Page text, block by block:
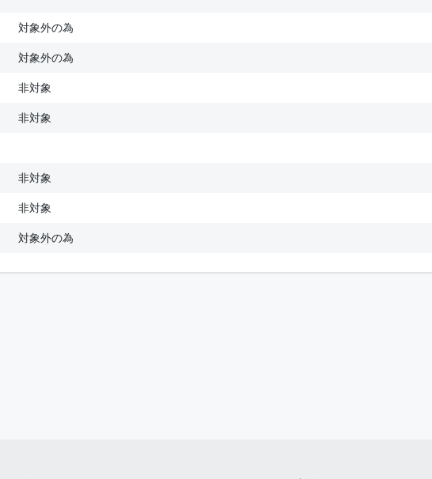
対象外の為
対象外の為
非対象
非対象
非対象
非対象
対象外の為